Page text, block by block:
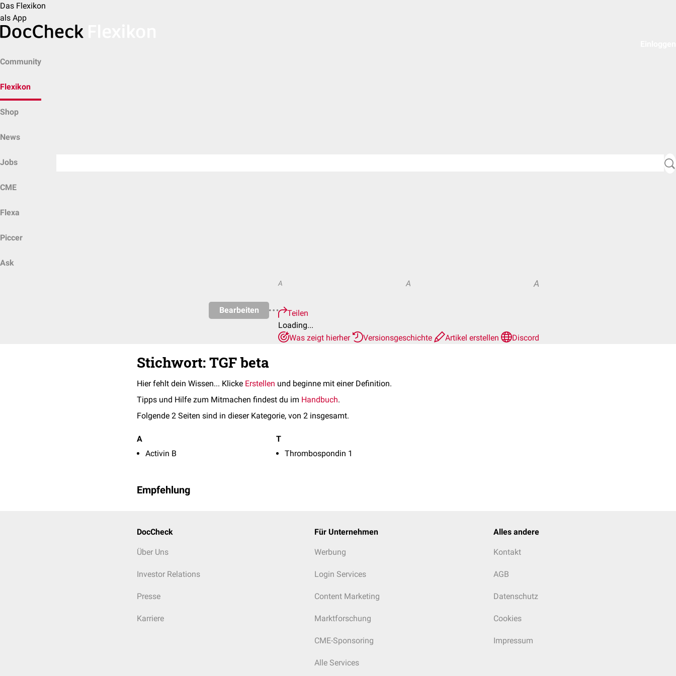
Das Flexikon
als App
Community
Flexikon
Shop
News
Jobs
CME
Flexa
Piccer
Ask
Bearbeiten
A A A
Teilen
Loading...
Was zeigt hierher
Versionsgeschichte Artikel erstellen Discord
Stichwort: TGF beta
Hier fehlt dein Wissen... Klicke Erstellen und beginne mit einer Definition.
Tipps und Hilfe zum Mitmachen findest du im Handbuch.
Folgende 2 Seiten sind in dieser Kategorie, von 2 insgesamt.
A
Activin B
T
Thrombospondin 1
Empfehlung
DocCheck
Über Uns
Investor Relations
Presse
Karriere
Für Unternehmen
Werbung
Login Services
Content Marketing
Marktforschung
CME-Sponsoring
Alle Services
Alles andere
Kontakt
AGB
Datenschutz
Cookies
Impressum